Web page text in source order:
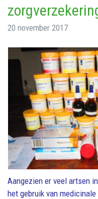
20 november 2017
Aangezien er veel artsen
het gebruik van